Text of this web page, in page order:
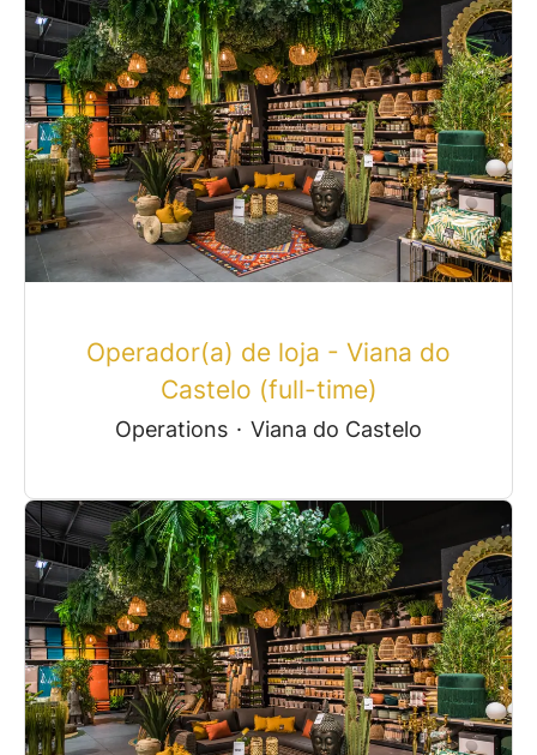
Operador(a) de loja - Viana do
Castelo (full-time)
Operations · Viana do Castelo